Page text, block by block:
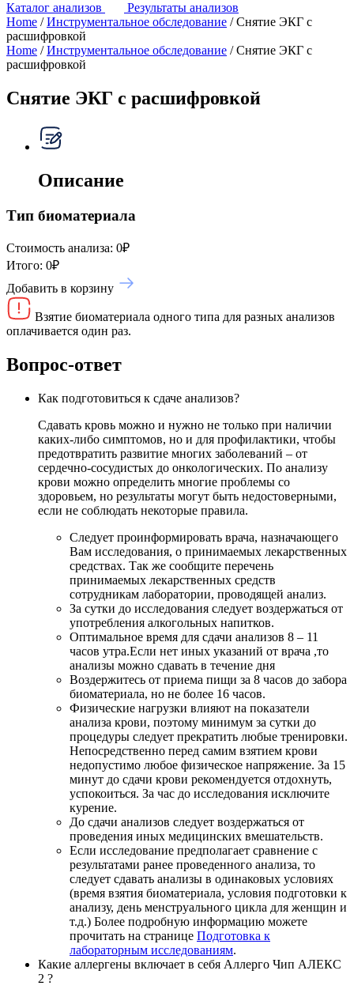
Каталог анализов
Результаты анализов
Home /Инструментальное обследование / Снятие ЭКГ с
расшифровкой
Home /Инструментальное обследование / Снятие ЭКГ с
расшифровкой
Снятие ЭКГ с расшифровкой
Описание
Тип биоматериала
Стоимость анализа: 0₽
Итого: 0₽
Добавить в корзину
Взятие биоматериала одного типа для разных анализов
оплачивается один раз.
Вопрос-ответ
Как подготовиться к сдаче анализов?
Сдавать кровь можно и нужно не только при наличии
каких-либо симптомов, но и для профилактики, чтобы
предотвратить развитие многих заболеваний – от
сердечно-сосудистых до онкологических. По анализу
крови можно определить многие проблемы со
здоровьем, но результаты могут быть недостоверными,
если не соблюдать некоторые правила.
Следует проинформировать врача, назначающего
Вам исследования, о принимаемых лекарственных
средствах. Так же сообщите перечень
принимаемых лекарственных средств
сотрудникам лаборатории, проводящей анализ.
За сутки до исследования следует воздержаться от
употребления алкогольных напитков.
Оптимальное время для сдачи анализов 8 – 11
часов утра.Если нет иных указаний от врача ,то
анализы можно сдавать в течение дня
Воздержитесь от приема пищи за 8 часов до забора
биоматериала, но не более 16 часов.
Физические нагрузки влияют на показатели
анализа крови, поэтому минимум за сутки до
процедуры следует прекратить любые тренировки.
Непосредственно перед самим взятием крови
недопустимо любое физическое напряжение. За 15
минут до сдачи крови рекомендуется отдохнуть,
успокоиться. За час до исследования исключите
курение.
До сдачи анализов следует воздержаться от
проведения иных медицинских вмешательств.
Если исследование предполагает сравнение с
результатами ранее проведенного анализа, то
следует сдавать анализы в одинаковых условиях
(время взятия биоматериала, условия подготовки к
анализу, день менструального цикла для женщин и
т.д.) Более подробную информацию можете
прочитать на странице Подготовка к
лабораторным исследованиям.
Какие аллергены включает в себя Аллерго Чип АЛЕКС
2 ?